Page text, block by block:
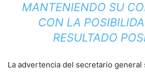
MANTENIENDO SU
CON LA
RESULTADO
La advertencia del secretario general